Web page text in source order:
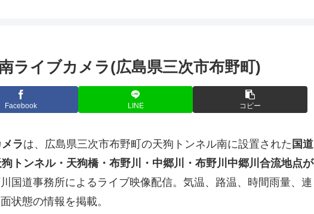
ライブカメラ(広島県三次市布野町)
Facebook LINE コピー
ラは、広島県三次市布野町の天狗トンネル南に設置された 国道
トンネル・天狗橋・布野川・中郷川・布野川中郷川合流地点が
国道事務所によるライブ映像配信。気温、路温、時間雨量、連
状態の情報を掲載。